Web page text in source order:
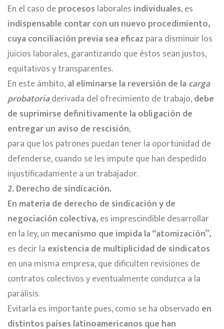
En el caso deprocesos laborales individuales, es
indispensable contar con un nuevo procedimiento,
cuya conciliación previa sea eficaz para disminuir los
juicios laborales, garantizando que éstos sean justos,
equitativos y transparentes.
En este ámbito,al eliminarse la reversión de lacarga
probatoriaderivada del ofrecimiento de trabajo,debe
de suprimirse definitivamente la obligación de
entregar un aviso de rescisión,
para que los patrones puedan tener la oportunidad de
defenderse, cuando se les impute que han despedido
injustificadamente a un trabajador.
2. Derecho de sindicación.
En materia de derecho de sindicación y de
negociación colectiva,es imprescindible desarrollar
en la ley, un mecanismo que impida la “atomización”,
es decir la existencia de multiplicidad de sindicatos
en una misma empresa, que dificulten revisiones de
contratos colectivos y eventualmente conduzca a la
parálisis.
Evitarla es importante pues, como se ha observado en
distintos países latinoamericanos que han